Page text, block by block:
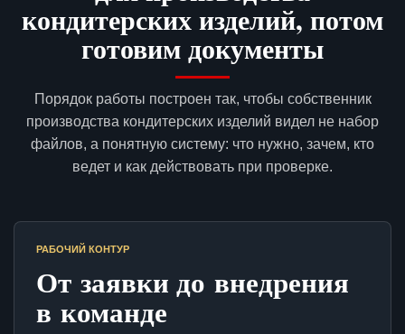
кондитерских изделий, потом
готовим документы
Порядок работы построен так, чтобы собственник
производства кондитерских изделий видел не набор
файлов, а понятную систему: что нужно, зачем, кто
ведет и как действовать при проверке.
РАБОЧИЙ КОНТУР
От заявки до внедрения
в команде